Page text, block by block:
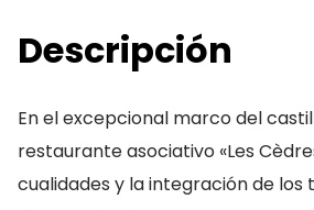
Descripción
En el excepcional marco del
restaurante asociativo «Les
cualidades y la integración de los